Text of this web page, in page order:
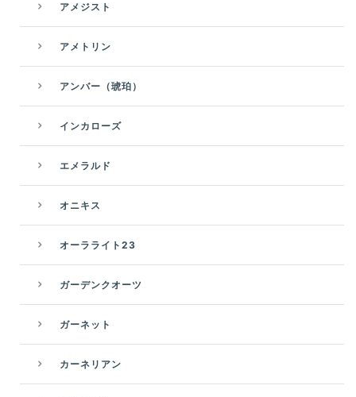
アメジスト
アメトリン
アンバー（琥珀）
インカローズ
エメラルド
オニキス
オーラライト23
ガーデンクオーツ
ガーネット
カーネリアン